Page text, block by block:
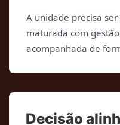
A unidade precisa
maturada com
acompanhada de
Decisão